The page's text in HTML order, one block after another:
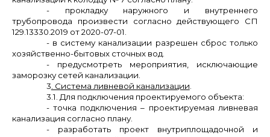
- прокладку наружного и внутреннего
трубопровода произвести согласно действующего СП
129.13330.2019 от 2020-07-01.
- в систему канализации разрешен сброс только
хозяйственно-бытовых сточных вод.
- предусмотреть мероприятия, исключающие
заморозку сетей канализации.
3. Система ливневой канализации.
3.1. Для подключения проектируемого объекта:
- точка подключения – проектируемая ливневая
канализация согласно плану.
- разработать проект внутриплощадочной и